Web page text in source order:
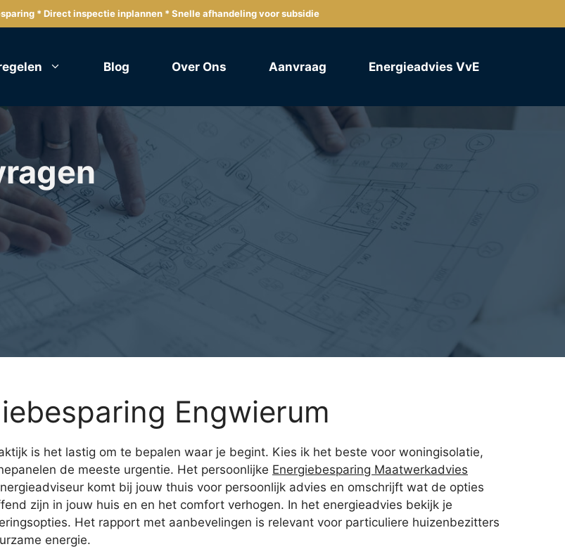
* Direct inspectie inplannen * Snelle afhandeling voor subsidie
Blog Over Ons Aanvraag Energieadvies VvE
Engwierum
is het lastig om te bepalen waar je begint. Kies ik het beste voor woningisolatie,
de meeste urgentie. Het persoonlijke Energiebesparing Maatwerkadvies
komt bij jouw thuis voor persoonlijk advies en omschrijft wat de opties
zijn in jouw huis en en het comfort verhogen. In het energieadvies bekijk je
Het rapport met aanbevelingen is relevant voor particuliere huizenbezitters
energie.